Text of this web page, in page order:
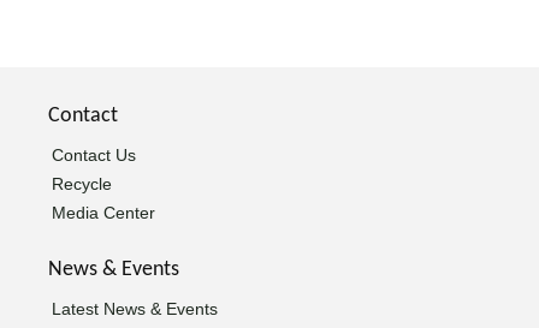
Contact
Contact Us
Recycle
Media Center
News & Events
Latest News & Events